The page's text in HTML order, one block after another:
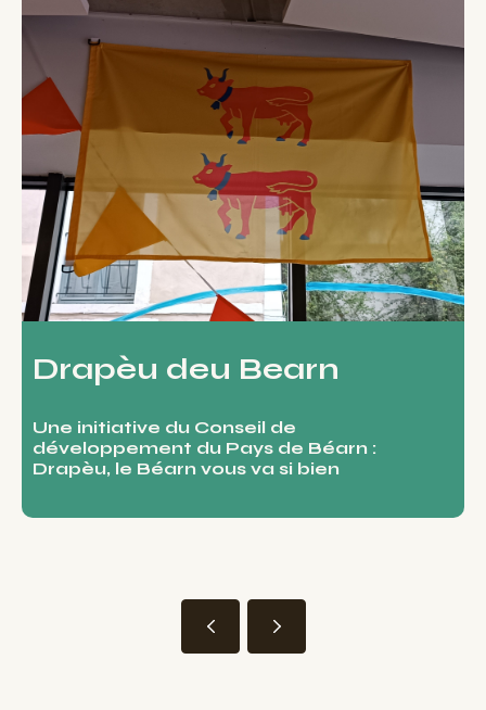
Drapèu deu Bearn
Une initiative du Conseil de
développement du Pays de Béarn :
Drapèu, le Béarn vous va si bien